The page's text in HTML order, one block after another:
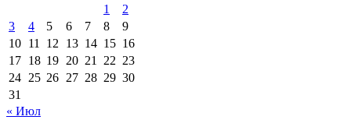
1
2
3
4 5 6 7 8
9
10 11 12 13 14 15 16
17 18 19 20 21 22 23
24 25 26 27 28 29 30
31
« Июл